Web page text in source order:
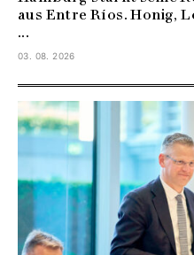
aus Entre Ríos. Honig,
...
03. 08. 2026